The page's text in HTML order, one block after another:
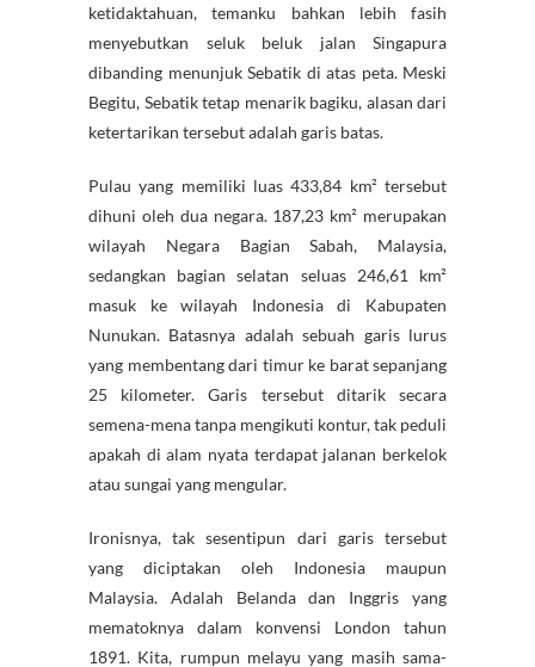
ketidaktahuan, temanku bahkan lebih fasih
menyebutkan seluk beluk jalan Singapura
dibanding menunjuk Sebatik di atas peta. Meski
Begitu, Sebatik tetap menarik bagiku, alasan dari
ketertarikan tersebut adalah garis batas.
Pulau yang memiliki luas 433,84 km² tersebut
dihuni oleh dua negara. 187,23 km² merupakan
wilayah Negara Bagian Sabah, Malaysia,
sedangkan bagian selatan seluas 246,61 km²
masuk ke wilayah Indonesia di Kabupaten
Nunukan. Batasnya adalah sebuah garis lurus
yang membentang dari timur ke barat sepanjang
25 kilometer. Garis tersebut ditarik secara
semena-mena tanpa mengikuti kontur, tak peduli
apakah di alam nyata terdapat jalanan berkelok
atau sungai yang mengular.
Ironisnya, tak sesentipun dari garis tersebut
yang diciptakan oleh Indonesia maupun
Malaysia. Adalah Belanda dan Inggris yang
mematoknya dalam konvensi London tahun
1891. Kita, rumpun melayu yang masih sama-